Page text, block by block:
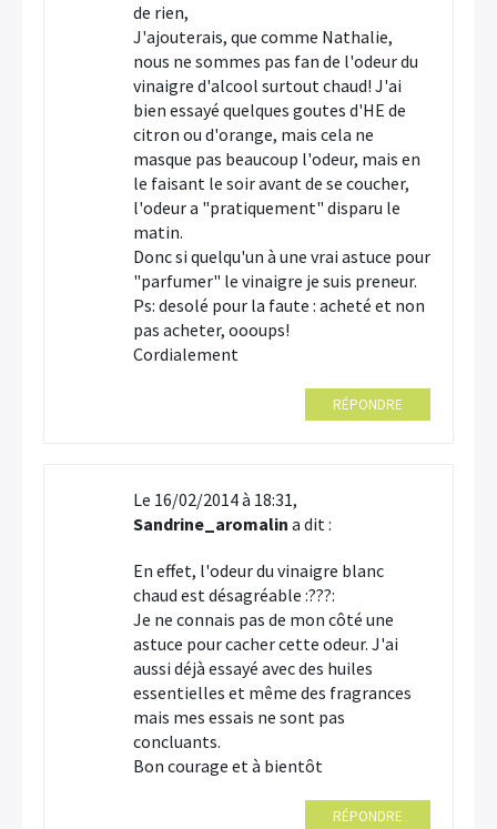
de rien,
J'ajouterais, que comme Nathalie,
nous ne sommes pas fan de l'odeur du
vinaigre d'alcool surtout chaud! J'ai
bien essayé quelques goutes d'HE de
citron ou d'orange, mais cela ne
masque pas beaucoup l'odeur, mais en
le faisant le soir avant de se coucher,
l'odeur a "pratiquement" disparu le
matin.
Donc si quelqu'un à une vrai astuce pour
"parfumer" le vinaigre je suis preneur.
Ps: desolé pour la faute : acheté et non
pas acheter, oooups!
Cordialement
RÉPONDRE
Le 16/02/2014 à 18:31,
Sandrine_aromalin a dit :
En effet, l'odeur du vinaigre blanc
chaud est désagréable :???:
Je ne connais pas de mon côté une
astuce pour cacher cette odeur. J'ai
aussi déjà essayé avec des huiles
essentielles et même des fragrances
mais mes essais ne sont pas
concluants.
Bon courage et à bientôt
RÉPONDRE